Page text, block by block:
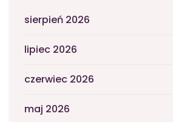
sierpień 2026
lipiec 2026
czerwiec 2026
maj 2026